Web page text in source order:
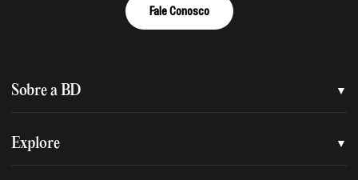
Fale Conosco
Sobre a BD
Quem somos
Explore